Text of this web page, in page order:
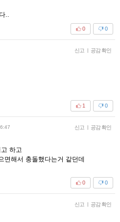
..
0
0
신고 | 공감 확인
0
1
신고 | 공감 확인
하고
면해서 충돌했다는거 같던데
0
0
신고 | 공감 확인